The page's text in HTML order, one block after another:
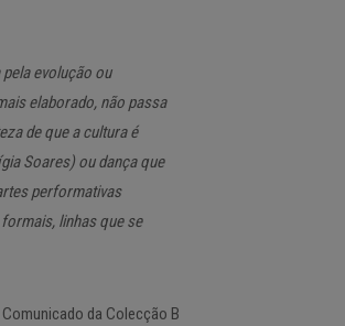
evolução ou
elaborado, não passa
de que a cultura é
Soares) ou dança que
performativas
linhas que se
Comunicado da Colecção B